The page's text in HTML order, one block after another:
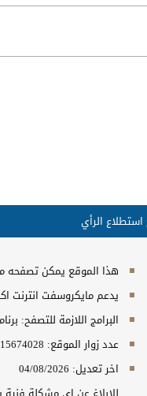
استطلاع الرأي
هذا الموقع يمكن تصفحه من
يدعم مايكروسفت انترنت اكسبلورر+10 , جوجل كروم ,
البرامج اللازمة للتصفح:
عدد زوار الموقع: 15674028
اخر تعديل: 04/08/2026